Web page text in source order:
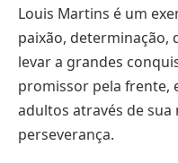
Louis Martins é um
paixão, determinação,
levar a grandes
promissor pela frente,
adultos através de sua
perseverança.